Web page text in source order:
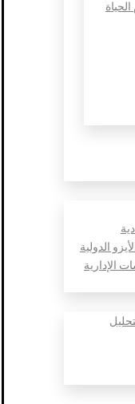
الدولية
الإدارية